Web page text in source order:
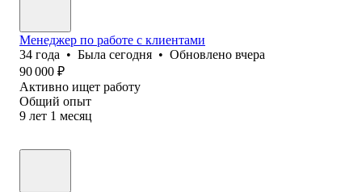
Менеджер по работе с клиентами
34 года • Была сегодня • Обновлено вчера
90 000 ₽
Активно ищет работу
Общий опыт
9 лет 1 месяц